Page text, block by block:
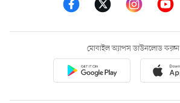
মোবাইল অ্যাপস ডাউনলোড করুন